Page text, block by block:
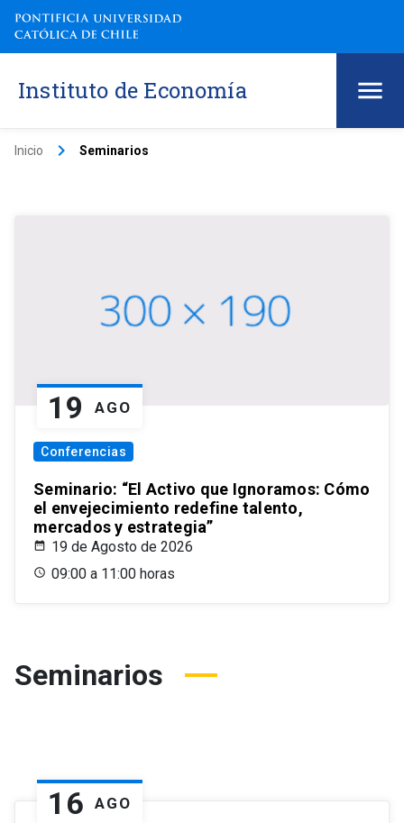
Instituto de Economía
Inicio keyboard_arrow_right Seminarios
19 AGO
Conferencias
Seminario: “El Activo que Ignoramos: Cómo
el envejecimiento redefine talento,
mercados y estrategia”
19 de Agosto de 2026
09:00 a 11:00 horas
Seminarios
16 AGO